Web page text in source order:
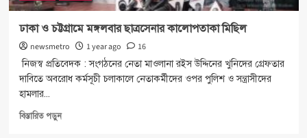
ঢাকা ও চট্টগ্রামে মঙ্গলবার ছাত্রসেনার কালোপতাকা মিছিল
newsmetro 1 year ago
16
নিজস্ব প্রতিবেদক : সংগঠনের নেতা মাওলানা রইস উদ্দিনের খুনিদের গ্রেফতার
দাবিতে অবরোধ কর্মসূচী চলাকালে নেতাকর্মীদের ওপর পুলিশ ও সন্ত্রাসীদের
হামলার...
বিস্তারিত পড়ুনRead